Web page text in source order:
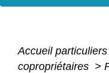
Accueil particuliers
copropriétaires >